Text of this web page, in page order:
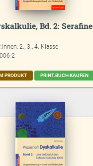
Bd. 2: Serafine
2., 3., 4. Klasse
2
PRODUKT PRINT.BUCH KAUFEN